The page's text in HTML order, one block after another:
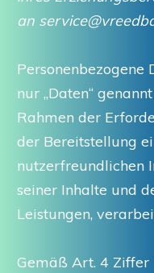
an
Personenbezogene
nur „Daten“
Rahmen der
der Bereitstellung
nutzerfreundlichen
seiner Inhalte und
Leistungen,
Gemäß Art. 4 Ziffer